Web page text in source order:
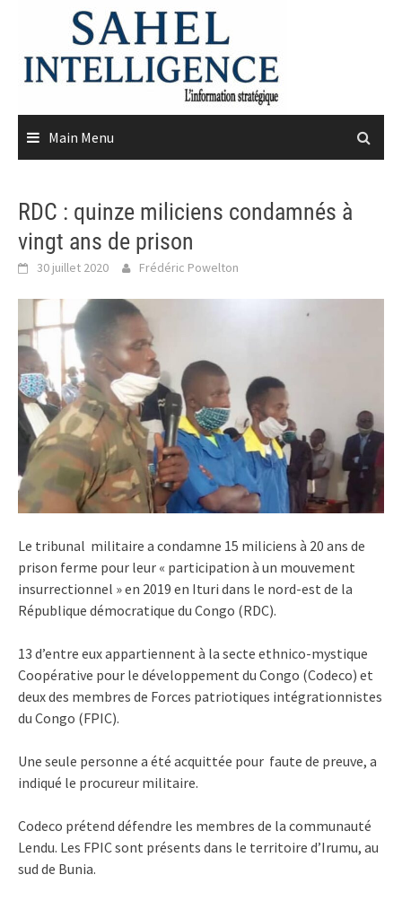
content
Main Menu
RDC : quinze miliciens condamnés à
vingt ans de prison
30 juillet 2020 Frédéric Powelton
Le tribunal militaire a condamne 15 miliciens à 20 ans de
prison ferme pour leur « participation à un mouvement
insurrectionnel » en 2019 en Ituri dans le nord-est de la
République démocratique du Congo (RDC).
13 d’entre eux appartiennent à la secte ethnico-mystique
Coopérative pour le développement du Congo (Codeco) et
deux des membres de Forces patriotiques intégrationnistes
du Congo (FPIC).
Une seule personne a été acquittée pour faute de preuve, a
indiqué le procureur militaire.
Codeco prétend défendre les membres de la communauté
Lendu. Les FPIC sont présents dans le territoire d’Irumu, au
sud de Bunia.